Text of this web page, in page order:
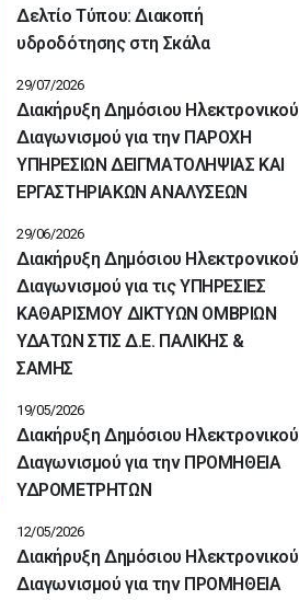
Δελτίο Τύπου: Διακοπή
υδροδότησης στη Σκάλα
Διακήρυξη Δημόσιου Ηλεκτρονικού
Διαγωνισμού για την ΠΑΡΟΧΗ
ΥΠΗΡΕΣΙΩΝ ΔΕΙΓΜΑΤΟΛΗΨΙΑΣ ΚΑΙ
ΕΡΓΑΣΤΗΡΙΑΚΩΝ ΑΝΑΛΥΣΕΩΝ
29/07/2026
Διακήρυξη Δημόσιου Ηλεκτρονικού
Διαγωνισμού για τις ΥΠΗΡΕΣΙΕΣ
ΚΑΘΑΡΙΣΜΟΥ ΔΙΚΤΥΩΝ ΟΜΒΡΙΩΝ
ΥΔΑΤΩΝ ΣΤΙΣ Δ.Ε. ΠΑΛΙΚΗΣ &
ΣΑΜΗΣ
29/06/2026
Διακήρυξη Δημόσιου Ηλεκτρονικού
Διαγωνισμού για την ΠΡΟΜΗΘΕΙΑ
ΥΔΡΟΜΕΤΡΗΤΩΝ
19/05/2026
Διακήρυξη Δημόσιου Ηλεκτρονικού
Διαγωνισμού για την ΠΡΟΜΗΘΕΙΑ
12/05/2026